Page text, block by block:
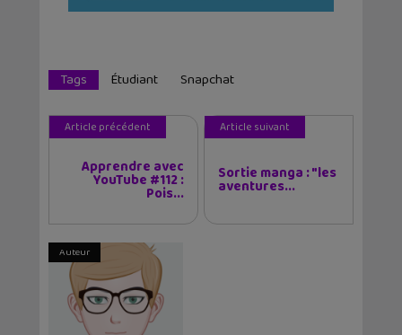
Tags Étudiant Snapchat
Article précédent
Apprendre avec
YouTube #112 :
Pois...
Article suivant
Sortie manga : "les
aventures...
Auteur